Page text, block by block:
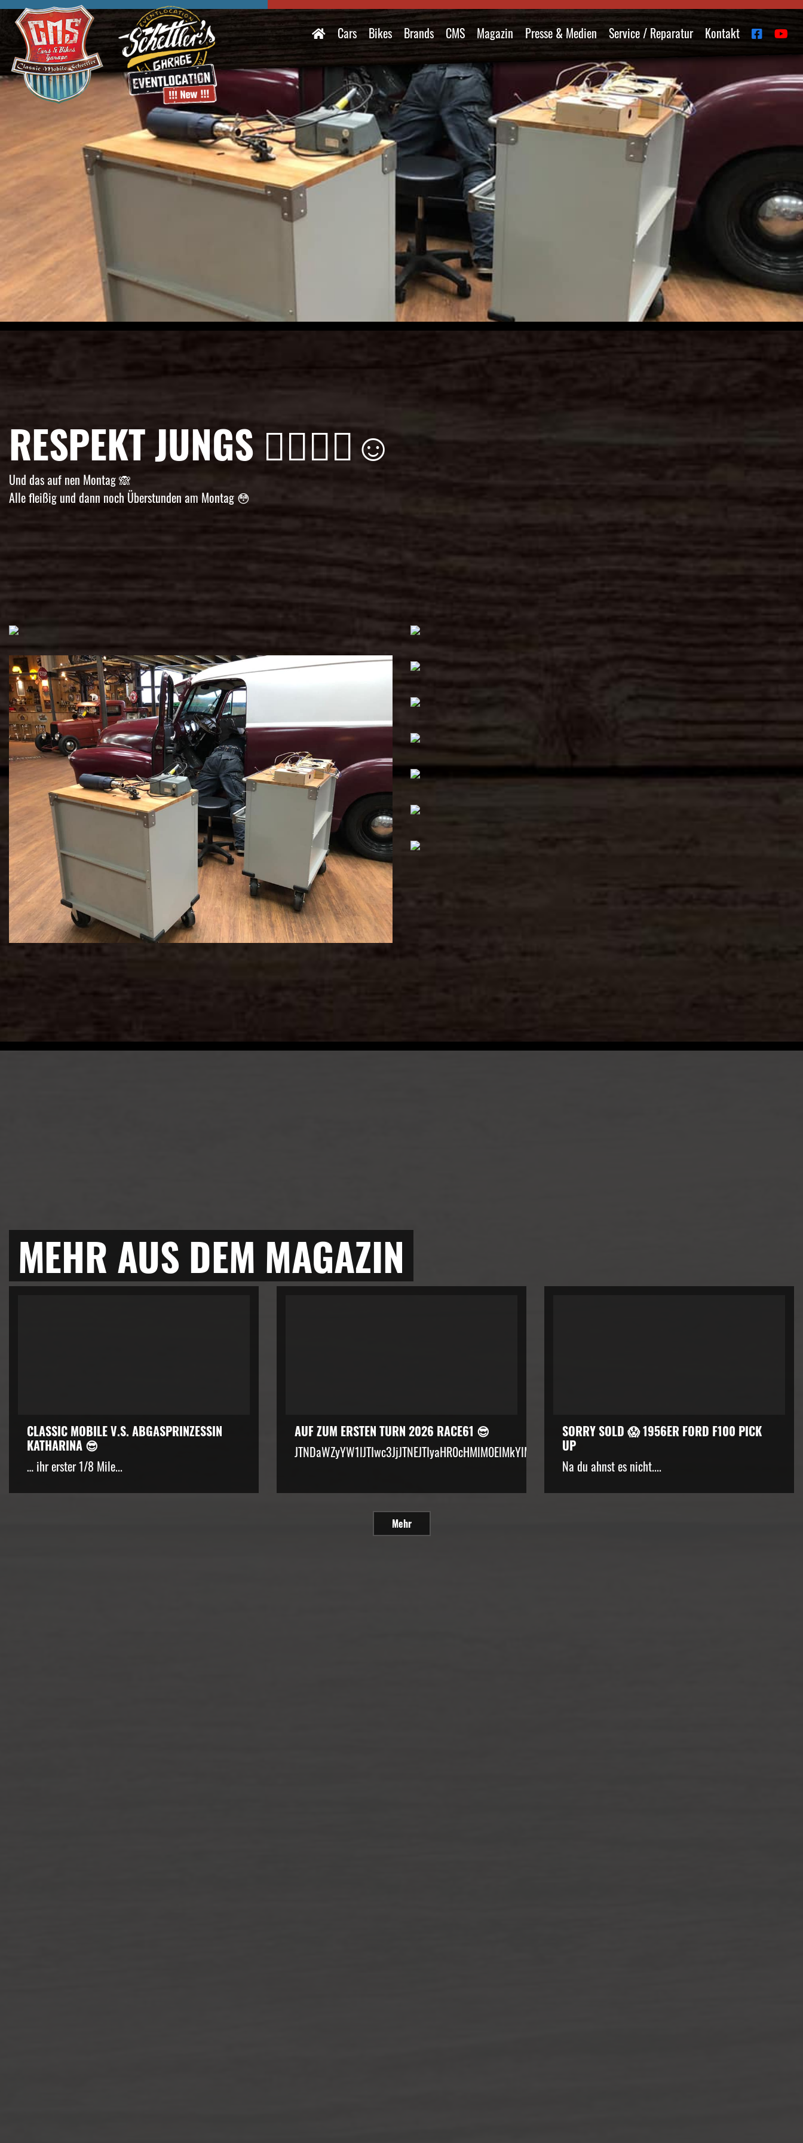
RESPEKT JUNGS 👌🏼💪🏼☺️
Und das auf nen Montag 🙈
Alle fleißig und dann noch Überstunden am Montag 😳
MEHR AUS DEM MAGAZIN
CLASSIC MOBILE V.S. ABGASPRINZESSIN
KATHARINA 😎
… ihr erster 1/8 Mile...
AUF ZUM ERSTEN TURN 2026 RACE61 😎
SORRY SOLD 😱 1956ER FORD F100 PICK
UP
Na du ahnst es nicht....
Mehr
Cars Bikes Brands CMS Magazin Presse & Medien Service / Reparatur Kontakt